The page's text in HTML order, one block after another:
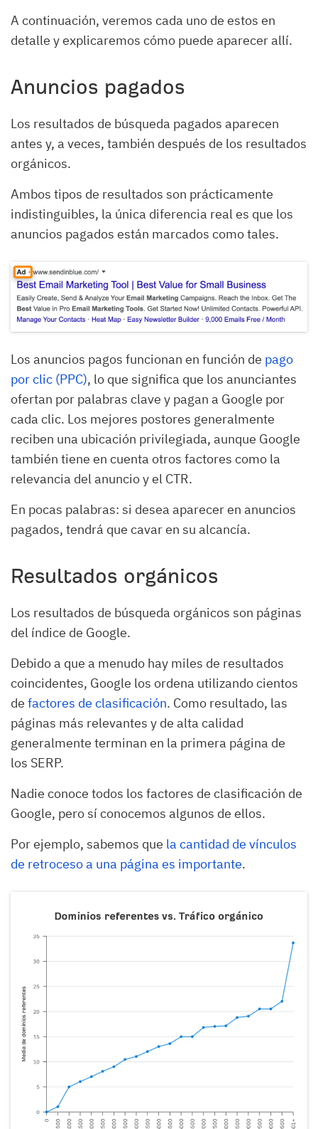
A continuación, veremos cada uno de estos en
detalle y explicaremos cómo puede aparecer allí.
Anuncios pagados
Los resultados de búsqueda pagados aparecen
antes y, a veces, también después de los resultados
orgánicos.
Ambos tipos de resultados son prácticamente
indistinguibles, la única diferencia real es que los
anuncios pagados están marcados como tales.
Los anuncios pagos funcionan en función de pago
por clic (PPC), lo que significa que los anunciantes
ofertan por palabras clave y pagan a Google por
cada clic. Los mejores postores generalmente
reciben una ubicación privilegiada, aunque Google
también tiene en cuenta otros factores como la
relevancia del anuncio y el CTR.
En pocas palabras: si desea aparecer en anuncios
pagados, tendrá que cavar en su alcancía.
Resultados orgánicos
Los resultados de búsqueda orgánicos son páginas
del índice de Google.
Debido a que a menudo hay miles de resultados
coincidentes, Google los ordena utilizando cientos
de factores de clasificación. Como resultado, las
páginas más relevantes y de alta calidad
generalmente terminan en la primera página de
los SERP.
Nadie conoce todos los factores de clasificación de
Google, pero sí conocemos algunos de ellos.
Por ejemplo, sabemos que la cantidad de vínculos
de retroceso a una página es importante.